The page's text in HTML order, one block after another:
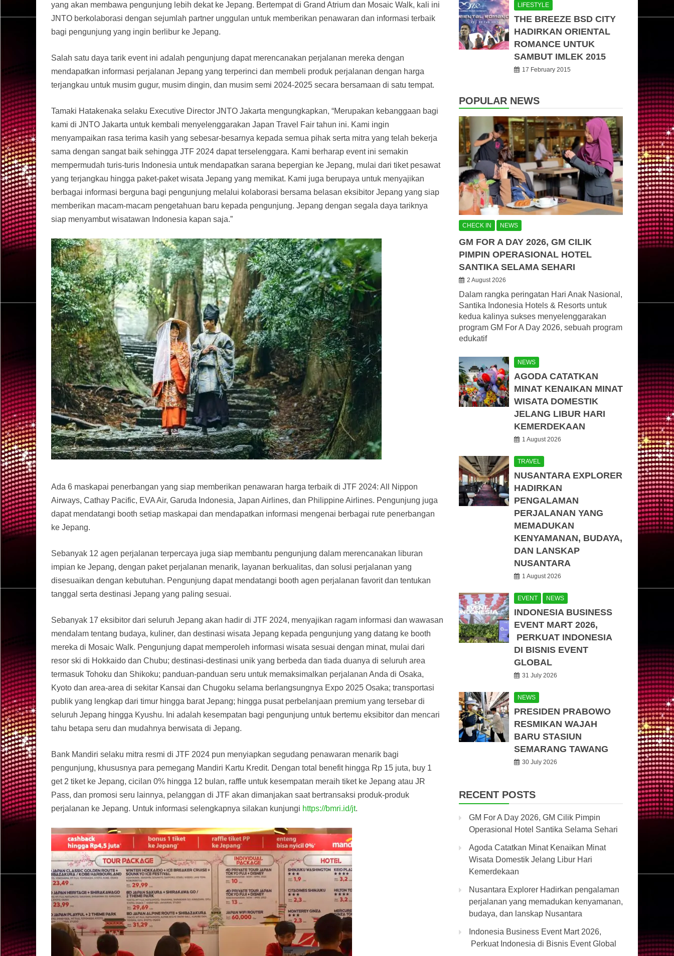
yang akan membawa pengunjung lebih dekat ke Jepang. Bertempat di Grand Atrium dan Mosaic Walk, kali ini
JNTO berkolaborasi dengan sejumlah partner unggulan untuk memberikan penawaran dan informasi terbaik
bagi pengunjung yang ingin berlibur ke Jepang.
Salah satu daya tarik event ini adalah pengunjung dapat merencanakan perjalanan mereka dengan
mendapatkan informasi perjalanan Jepang yang terperinci dan membeli produk perjalanan dengan harga
terjangkau untuk musim gugur, musim dingin, dan musim semi 2024-2025 secara bersamaan di satu tempat.
Tamaki Hatakenaka selaku Executive Director JNTO Jakarta mengungkapkan, “Merupakan kebanggaan bagi
kami di JNTO Jakarta untuk kembali menyelenggarakan Japan Travel Fair tahun ini. Kami ingin
menyampaikan rasa terima kasih yang sebesar-besarnya kepada semua pihak serta mitra yang telah bekerja
sama dengan sangat baik sehingga JTF 2024 dapat terselenggara. Kami berharap event ini semakin
mempermudah turis-turis Indonesia untuk mendapatkan sarana bepergian ke Jepang, mulai dari tiket pesawat
yang terjangkau hingga paket-paket wisata Jepang yang memikat. Kami juga berupaya untuk menyajikan
berbagai informasi berguna bagi pengunjung melalui kolaborasi bersama belasan eksibitor Jepang yang siap
memberikan macam-macam pengetahuan baru kepada pengunjung. Jepang dengan segala daya tariknya
siap menyambut wisatawan Indonesia kapan saja.”
Ada 6 maskapai penerbangan yang siap memberikan penawaran harga terbaik di JTF 2024: All Nippon
Airways, Cathay Pacific, EVA Air, Garuda Indonesia, Japan Airlines, dan Philippine Airlines. Pengunjung juga
dapat mendatangi booth setiap maskapai dan mendapatkan informasi mengenai berbagai rute penerbangan
ke Jepang.
Sebanyak 12 agen perjalanan terpercaya juga siap membantu pengunjung dalam merencanakan liburan
impian ke Jepang, dengan paket perjalanan menarik, layanan berkualitas, dan solusi perjalanan yang
disesuaikan dengan kebutuhan. Pengunjung dapat mendatangi booth agen perjalanan favorit dan tentukan
tanggal serta destinasi Jepang yang paling sesuai.
Sebanyak 17 eksibitor dari seluruh Jepang akan hadir di JTF 2024, menyajikan ragam informasi dan wawasan
mendalam tentang budaya, kuliner, dan destinasi wisata Jepang kepada pengunjung yang datang ke booth
mereka di Mosaic Walk. Pengunjung dapat memperoleh informasi wisata sesuai dengan minat, mulai dari
resor ski di Hokkaido dan Chubu; destinasi-destinasi unik yang berbeda dan tiada duanya di seluruh area
termasuk Tohoku dan Shikoku; panduan-panduan seru untuk memaksimalkan perjalanan Anda di Osaka,
Kyoto dan area-area di sekitar Kansai dan Chugoku selama berlangsungnya Expo 2025 Osaka; transportasi
publik yang lengkap dari timur hingga barat Jepang; hingga pusat perbelanjaan premium yang tersebar di
seluruh Jepang hingga Kyushu. Ini adalah kesempatan bagi pengunjung untuk bertemu eksibitor dan mencari
tahu betapa seru dan mudahnya berwisata di Jepang.
Bank Mandiri selaku mitra resmi di JTF 2024 pun menyiapkan segudang penawaran menarik bagi
pengunjung, khususnya para pemegang Mandiri Kartu Kredit. Dengan total benefit hingga Rp 15 juta, buy 1
get 2 tiket ke Jepang, cicilan 0% hingga 12 bulan, raffle untuk kesempatan meraih tiket ke Jepang atau JR
Pass, dan promosi seru lainnya, pelanggan di JTF akan dimanjakan saat bertransaksi produk-produk
perjalanan ke Jepang. Untuk informasi selengkapnya silakan kunjungi https://bmri.id/jt.
LIFESTYLE
THE BREEZE BSD CITY
HADIRKAN ORIENTAL
ROMANCE UNTUK
SAMBUT IMLEK 2015
17 February 2015
POPULAR NEWS
CHECK IN NEWS
GM FOR A DAY 2026, GM CILIK
PIMPIN OPERASIONAL HOTEL
SANTIKA SELAMA SEHARI
2 August 2026
Dalam rangka peringatan Hari Anak Nasional,
Santika Indonesia Hotels & Resorts untuk
kedua kalinya sukses menyelenggarakan
program GM For A Day 2026, sebuah program
edukatif
NEWS
AGODA CATATKAN
MINAT KENAIKAN MINAT
WISATA DOMESTIK
JELANG LIBUR HARI
KEMERDEKAAN
1 August 2026
TRAVEL
NUSANTARA EXPLORER
HADIRKAN
PENGALAMAN
PERJALANAN YANG
MEMADUKAN
KENYAMANAN, BUDAYA,
DAN LANSKAP
NUSANTARA
1 August 2026
EVENT NEWS
INDONESIA BUSINESS
EVENT MART 2026,
PERKUAT INDONESIA
DI BISNIS EVENT
GLOBAL
31 July 2026
NEWS
PRESIDEN PRABOWO
RESMIKAN WAJAH
BARU STASIUN
SEMARANG TAWANG
30 July 2026
RECENT POSTS
GM For A Day 2026, GM Cilik Pimpin
Operasional Hotel Santika Selama Sehari
Agoda Catatkan Minat Kenaikan Minat
Wisata Domestik Jelang Libur Hari
Kemerdekaan
Nusantara Explorer Hadirkan pengalaman
perjalanan yang memadukan kenyamanan,
budaya, dan lanskap Nusantara
Indonesia Business Event Mart 2026,
Perkuat Indonesia di Bisnis Event Global